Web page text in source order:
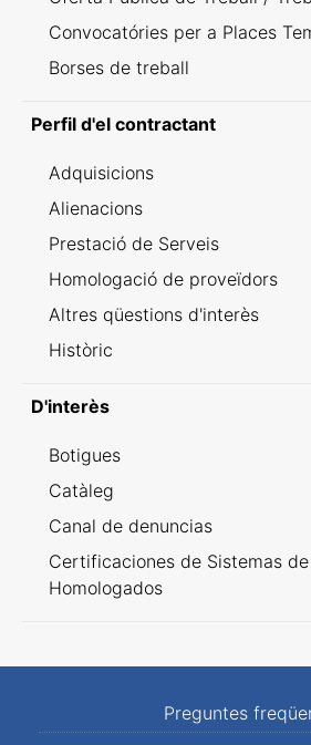
Convocatóries per a Places
Borses de treball
Perfil d'el contractant
Adquisicions
Alienacions
Prestació de Serveis
Homologació de proveïdors
Altres qüestions d'interès
Històric
D'interès
Botigues
Catàleg
Canal de denuncias
Certificaciones de Sistemas
Homologados
Preguntes